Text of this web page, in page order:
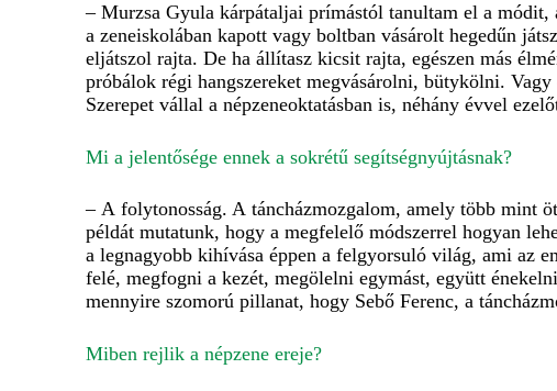
– Murzsa Gyula kárpátaljai prímástól tanultam el a
a zeneiskolában kapott vagy boltban vásárolt hegedűn
eljátszol rajta. De ha állítasz kicsit rajta, egészen más
próbálok régi hangszereket megvásárolni, bütykölni.
Szerepet vállal a népzeneoktatásban is, néhány évvel
Mi a jelentősége ennek a sokrétű segítségnyújtásnak?
– A folytonosság. A táncházmozgalom, amely több mint
példát mutatunk, hogy a megfelelő módszerrel hogyan
a legnagyobb kihívása éppen a felgyorsuló világ, ami az
felé, megfogni a kezét, megölelni egymást, együtt
mennyire szomorú pillanat, hogy Sebő Ferenc, a
Miben rejlik a népzene ereje?